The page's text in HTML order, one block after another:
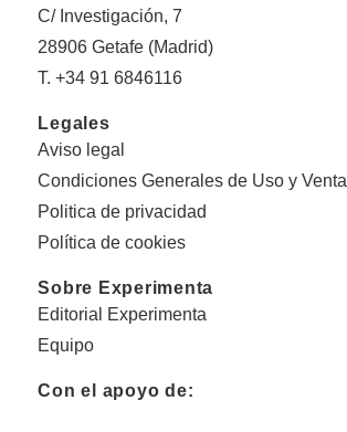
C/ Investigación, 7
28906 Getafe (Madrid)
T. +34 91 6846116
Legales
Aviso legal
Condiciones Generales de Uso y Venta
Politica de privacidad
Política de cookies
Sobre Experimenta
Editorial Experimenta
Equipo
Con el apoyo de: